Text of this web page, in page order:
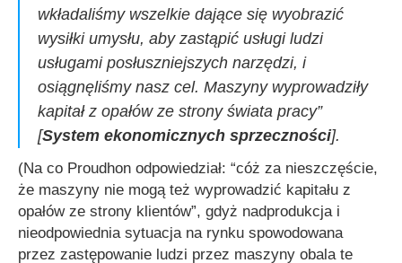
wkładaliśmy wszelkie dające się wyobrazić
wysiłki umysłu, aby zastąpić usługi ludzi
usługami posłuszniejszych narzędzi, i
osiągnęliśmy nasz cel. Maszyny wyprowadziły
kapitał z opałów ze strony świata pracy”
[System ekonomicznych sprzeczności].
(Na co Proudhon odpowiedział: “cóż za nieszczęście,
że maszyny nie mogą też wyprowadzić kapitału z
opałów ze strony klientów”, gdyż nadprodukcja i
nieodpowiednia sytuacja na rynku spowodowana
przez zastępowanie ludzi przez maszyny obala te